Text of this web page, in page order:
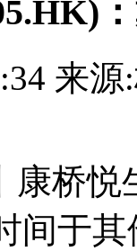
来源
康桥悦
间于